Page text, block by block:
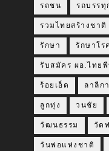
รถชน รถบรรทุ
รวมไทยสร้างชาติ
รักษา รักษาโรค
รับสมัคร ผอ.ไทยพี
ร้อยเอ็ด ลาลีกา
ลูกทุ่ง วนชัย
วัฒนธรรม วัด
วันพ่อแห่งชาติ